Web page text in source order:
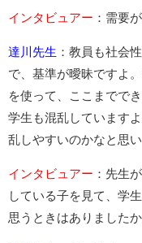
インタビュアー ：需要
達川先生 ：教員も社会
で、基準が曖昧ですよ
を使って、ここまでで
学生も混乱しています
乱しやすいのかなと思い
インタビュアー ：先生
している子を見て、学
思うときはありましたか